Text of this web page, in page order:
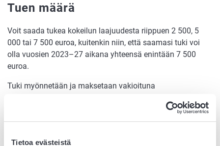
Tietoa evästeistä
Tuen määrä
Voit saada tukea kokeilun laajuudesta riippuen 2 500, 5
000 tai 7 500 euroa, kuitenkin niin, että saamasi tuki voi
olla vuosien 2023–27 aikana yhteensä enintään 7 500
euroa.
Tuki myönnetään ja maksetaan vakioituna
yhdessä erässä sen jälkeen, kun olet toteuttanut
tukipäätöksellä sovitut toimenpiteet kokonaisuudessaan